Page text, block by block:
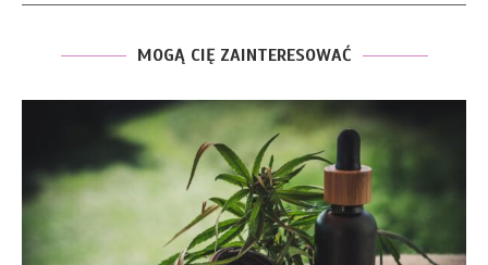
MOGĄ CIĘ ZAINTERESOWAĆ